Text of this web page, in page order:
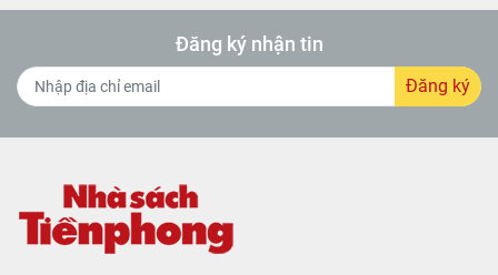
Đăng ký nhận tin
Đăng ký